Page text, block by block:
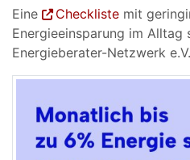
Eine Checklistemit
Energieeinsparung im Alltag
Energieberater-Netzwerk